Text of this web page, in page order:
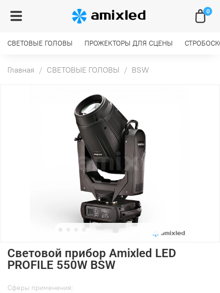
0
СВЕТОВЫЕ ГОЛОВЫ ПРОЖЕКТОРЫ ДЛЯ СЦЕНЫ
Главная СВЕТОВЫЕ ГОЛОВЫ BSW
Световой прибор Amixled LED
PROFILE 550W BSW
Cферы применения: